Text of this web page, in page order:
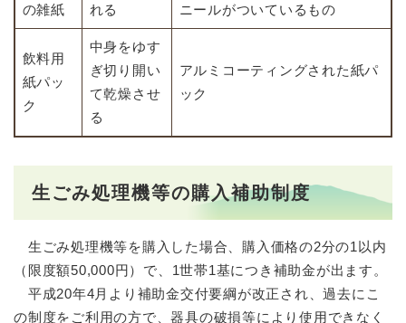
の雑紙
れる
ニールがついているもの
飲料用
紙パッ
ク
中身をゆす
ぎ切り開い
て乾燥させ
る
アルミコーティングされた紙パ
ック
生ごみ処理機等の購入補助制度
生ごみ処理機等を購入した場合、購入価格の2分の1以内
（限度額50,000円）で、1世帯1基につき補助金が出ます。
平成20年4月より補助金交付要綱が改正され、過去にこ
の制度をご利用の方で、器具の破損等により使用できなく